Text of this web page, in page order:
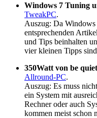
Windows 7 Tuning
TweakPC.
Auszug: Da
entsprechenden
und Tips beinhalten
vier kleinen Tipps
350Watt von be
Allround-PC.
Auszug: Es muss
ein System mit
Rechner oder auch
kommen meist schon